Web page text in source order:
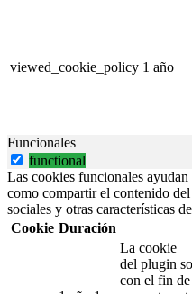
viewed_cookie_policy 1 año
Funcionales
functional
Las cookies funcionales
como compartir el contenido
sociales y otras características
Cookie Duración
La cookie
del plugin
con el fin de